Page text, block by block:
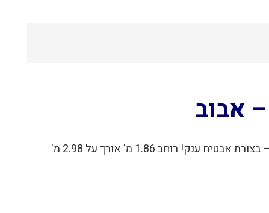
אבוב מתנפח בצורת אבטיח בגודל ענק Bestway 43140 – אבוב מתנפח בגודל ענק לבריכה הביתית שלכם של Bestway – בצורת אבטיח ענק! רוחב 1.86 מ' אורך על 2.98 מ'